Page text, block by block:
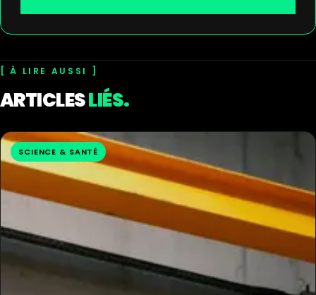
À LIRE AUSSI
ARTICLESLIÉS.
SCIENCE & SANTÉ